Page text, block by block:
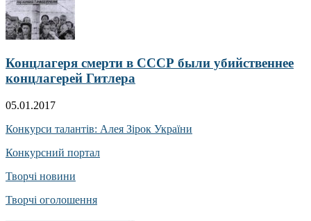
Концлагеря смерти в СССР были убийственнее
концлагерей Гитлера
05.01.2017
Конкурси талантів: Алея Зірок України
Конкурсний портал
Творчі новини
Творчі оголошення